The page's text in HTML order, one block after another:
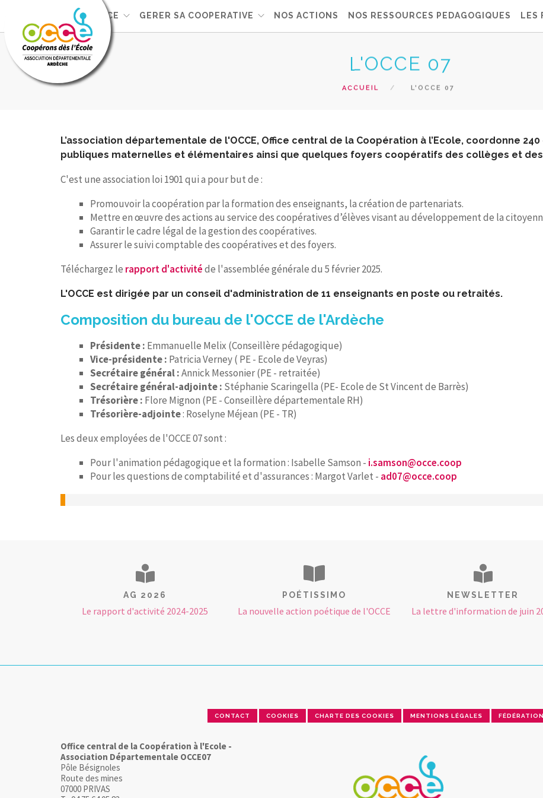
L'OCCE GERER SA COOPERATIVE NOS ACTIONS NOS RESSOURCES PEDAGOGIQUES LES
L'OCCE 07
ACCUEIL L'OCCE 07
L’association départementale de l'OCCE, Office central de la Coopération à l’Ecole, coordonne
publiques maternelles et élémentaires ainsi que quelques foyers coopératifs des collèges et
C'est une association loi 1901 qui a pour but de :
Promouvoir la coopération par la formation des enseignants, la création de partenariats.
Mettre en œuvre des actions au service des coopératives d’élèves visant au développement de la
Garantir le cadre légal de la gestion des coopératives.
Assurer le suivi comptable des coopératives et des foyers.
Téléchargez le rapport d'activitéde l'assemblée générale du 5 février 2025.
L'OCCE est dirigée par un conseil d'administration de 11 enseignants en poste ou retraités.
Composition du bureau de l'OCCE de l'Ardèche
Présidente : Emmanuelle Melix (Conseillère pédagogique)
Vice-présidente : Patricia Verney ( PE - Ecole de Veyras)
Secrétaire général :Annick Messonier (PE - retraitée)
Secrétaire général-adjointe : Stéphanie Scaringella (PE- Ecole de St Vincent de Barrès)
Trésorière : Flore Mignon (PE - Conseillère départementale RH)
Trésorière-adjointe: Roselyne Méjean (PE - TR)
Les deux employées de l'OCCE 07 sont :
Pour l'animation pédagogique et la formation : Isabelle Samson - i.samson@occe.coop
Pour les questions de comptabilité et d'assurances : Margot Varlet - ad07@occe.coop
AG 2026
Le rapport d'activité 2024-2025
POÉTISSIMO
La nouvelle action poétique de l'OCCE
NEWSLETTER
La lettre d'information de juin
CONTACT COOKIES CHARTE DES COOKIES MENTIONS LÉGALES
Office central de la Coopération à l'Ecole -
Association Départementale OCCE07
Pôle Bésignoles
Route des mines
07000 PRIVAS